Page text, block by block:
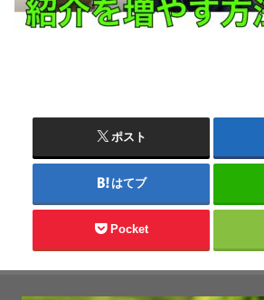
ポスト
はてブ
Pocket